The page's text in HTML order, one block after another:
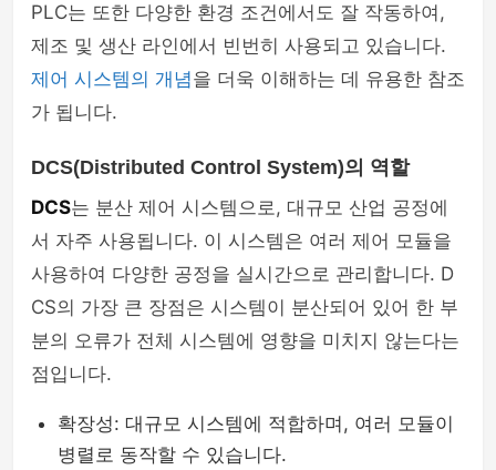
PLC는 또한 다양한 환경 조건에서도 잘 작동하여,
제조 및 생산 라인에서 빈번히 사용되고 있습니다.
제어 시스템의 개념을 더욱 이해하는 데 유용한 참조
가 됩니다.
DCS(Distributed Control System)의 역할
DCS는 분산 제어 시스템으로, 대규모 산업 공정에
서 자주 사용됩니다. 이 시스템은 여러 제어 모듈을
사용하여 다양한 공정을 실시간으로 관리합니다. D
CS의 가장 큰 장점은 시스템이 분산되어 있어 한 부
분의 오류가 전체 시스템에 영향을 미치지 않는다는
점입니다.
확장성: 대규모 시스템에 적합하며, 여러 모듈이
병렬로 동작할 수 있습니다.